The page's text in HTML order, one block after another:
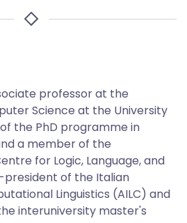
professor at the
Science at the University
the PhD programme in
a member of the
for Logic, Language, and
president of the Italian
Linguistics (AILC) and
interuniversity master's